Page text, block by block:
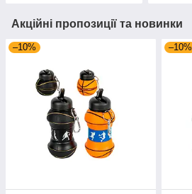
Акційні пропозиції та новинки
–10% –10%